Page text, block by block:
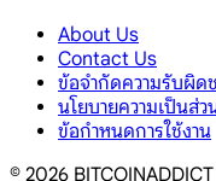
About Us
Contact Us
ข้อจำกัดความรับผิด
นโยบายความเป็นส่ว
ข้อกำหนดการใช้งาน
© 2026